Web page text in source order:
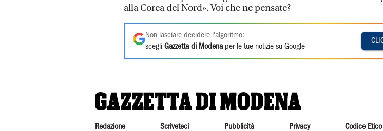
alla Corea del Nord». Voi che ne pensate?
Non lasciare decidere l'algoritmo:
scegli Gazzetta di Modena per le tue notizie su Google
Redazione Scriveteci Pubblicità Privacy Codice